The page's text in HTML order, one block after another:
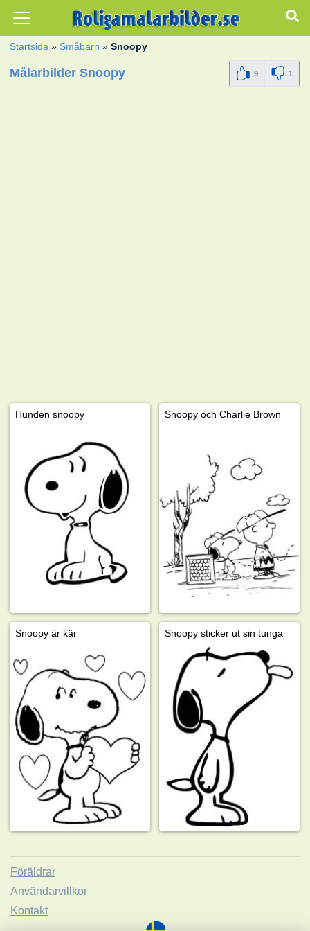
Startsida » Småbarn »Snoopy
Målarbilder Snoopy 9 1
Hunden snoopy Snoopy och Charlie Brown
Snoopy är kär Snoopy sticker ut sin tunga
Föräldrar
Användarvillkor
Kontakt